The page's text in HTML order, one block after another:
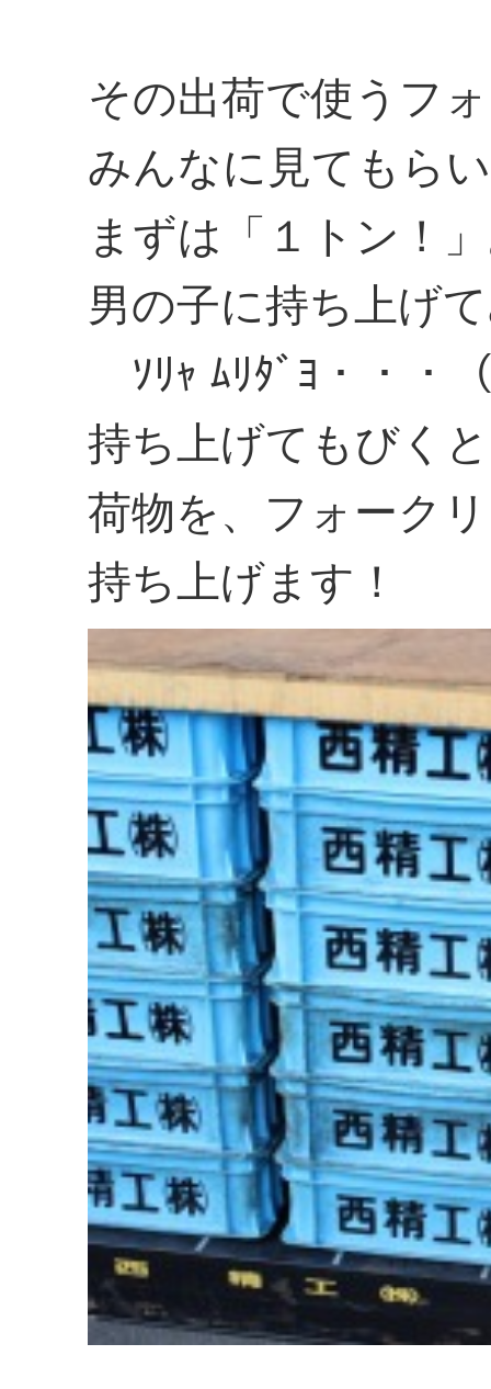
その出荷で使うフ
みんなに見てもら
まずは「１トン！
男の子に持ち上げ
ｿﾘｬ ﾑﾘﾀﾞﾖ・・・
持ち上げてもびく
荷物を、フォーク
持ち上げます！